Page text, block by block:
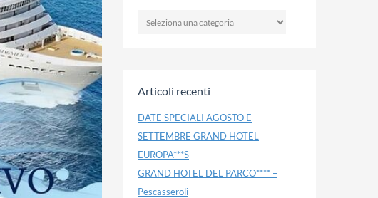
Articoli recenti
DATE SPECIALI AGOSTO E
SETTEMBRE GRAND HOTEL
EUROPA***S
GRAND HOTEL DEL PARCO**** –
Pescasseroli